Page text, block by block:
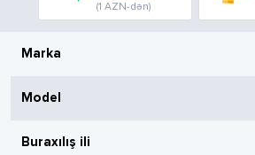
(1 AZN-dən)
Marka
Model
Buraxılış ili